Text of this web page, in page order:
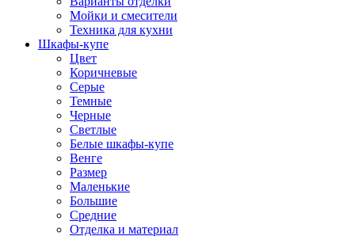
Мойки и смесители
Техника для кухни
Шкафы-купе
Цвет
Коричневые
Серые
Темные
Черные
Светлые
Белые шкафы-купе
Венге
Размер
Маленькие
Большие
Средние
Отделка и материал